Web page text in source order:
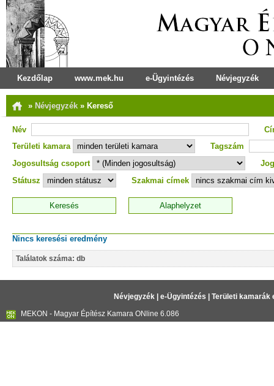
Kezdőlap www.mek.hu e-Ügyintézés Névjegyzék
» Névjegyzék » Kereső
Név
Területi kamara
Tagszám
Jogosultság csoport
Státusz
Szakmai címek
Nincs keresési eredmény
Találatok száma: db
Névjegyzék| e-Ügyintézés
Területi kamarák
MEKON - Magyar Építész Kamara ONline 6.086